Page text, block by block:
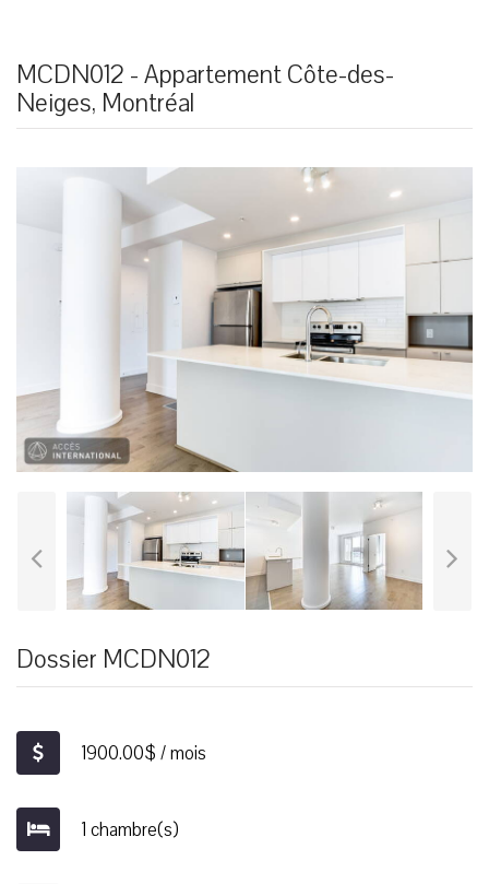
MCDN012 - Appartement Côte-des-
Neiges, Montréal
Dossier MCDN012
1900.00$ / mois
1 chambre(s)